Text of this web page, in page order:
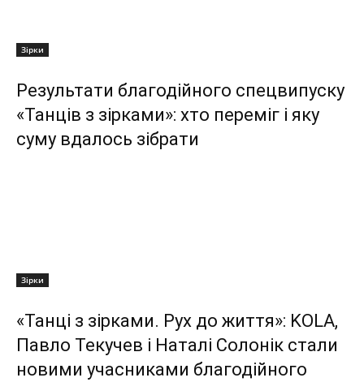
Зірки
Результати благодійного спецвипуску
«Танців з зірками»: хто переміг і яку
суму вдалось зібрати
Зірки
«Танці з зірками. Рух до життя»: KOLA,
Павло Текучев і Наталі Солонік стали
новими учасниками благодійного